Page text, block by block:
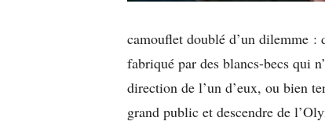
camouflet doublé d’un dilemme :
fabriqué par des blancs-becs qui
direction de l’un d’eux, ou bien
grand public et descendre de